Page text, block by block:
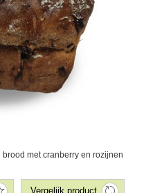
met cranberry en rozijnen